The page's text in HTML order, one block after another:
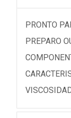
PRONTO
PREPARO